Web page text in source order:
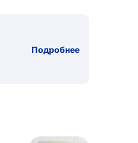
Подробнее